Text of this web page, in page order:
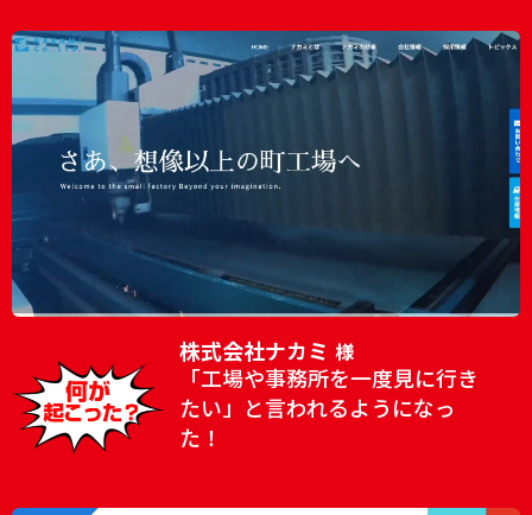
株式会社ナカミ 様
「工場や事務所を一度見に行き
たい」と言われるようになっ
た！